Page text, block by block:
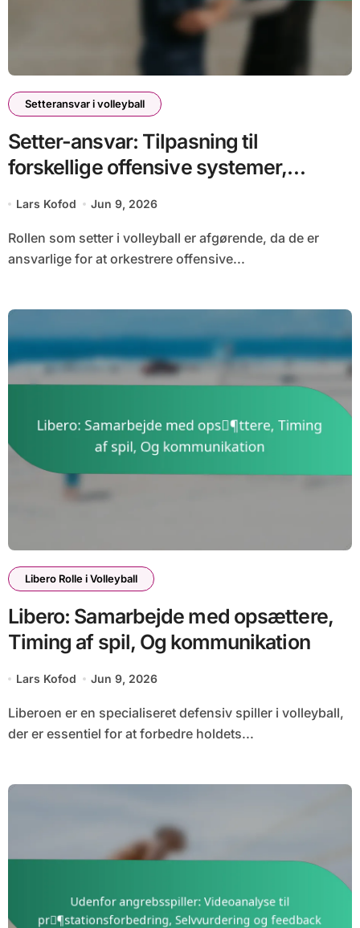
Setteransvar i volleyball
Setter-ansvar: Tilpasning til
forskellige offensive systemer,
spilvariationer og strategier
Lars Kofod Jun 9, 2026
Rollen som setter i volleyball er afgørende, da de er
ansvarlige for at orkestrere offensive...
Libero Rolle i Volleyball
Libero: Samarbejde med opsættere,
Timing af spil, Og kommunikation
Lars Kofod Jun 9, 2026
Liberoen er en specialiseret defensiv spiller i volleyball,
der er essentiel for at forbedre holdets...